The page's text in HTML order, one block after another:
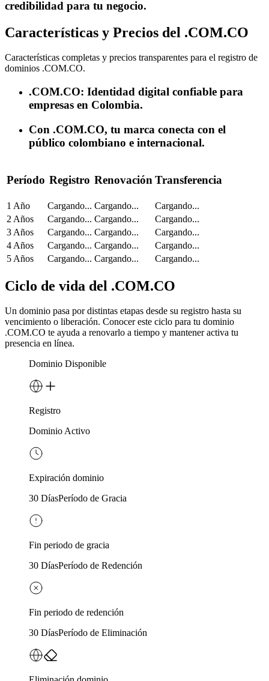
credibilidad para tu negocio.
Características y Precios del .COM.CO
Características completas y precios transparentes para el registro de
dominios .COM.CO.
.COM.CO: Identidad digital confiable para
empresas en Colombia.
Con .COM.CO, tu marca conecta con el
público colombiano e internacional.
Período Registro RenovaciónTransferencia
1 Año Cargando... Cargando...
Cargando...
2 Años
Cargando... Cargando...
Cargando...
3 Años
Cargando... Cargando...
Cargando...
4 Años
Cargando... Cargando...
Cargando...
5 Años
Cargando... Cargando... Cargando...
Ciclo de vida del .COM.CO
Un dominio pasa por distintas etapas desde su registro hasta su
vencimiento o liberación. Conocer este ciclo para tu dominio
.COM.CO te ayuda a renovarlo a tiempo y mantener activa tu
presencia en línea.
Dominio Disponible
Registro
Dominio Activo
Expiración dominio
30 DíasPeríodo de Gracia
Fin periodo de gracia
30 DíasPeríodo de Redención
Fin periodo de redención
30 DíasPeríodo de Eliminación